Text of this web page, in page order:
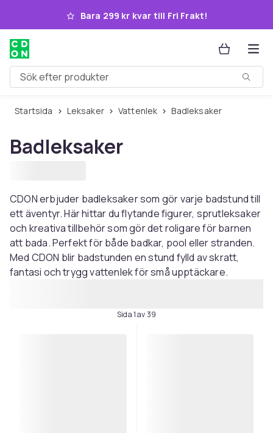
Hoppa till huvudinnehållet
Bara 299 kr kvar till Fri Frakt!
Sök efter produkter
Startsida Leksaker Vattenlek Badleksaker
Badleksaker
CDON erbjuder badleksaker som gör varje badstund till
ett äventyr. Här hittar du flytande figurer, sprutleksaker
och kreativa tillbehör som gör det roligare för barnen
att bada. Perfekt för både badkar, pool eller stranden.
Med CDON blir badstunden en stund fylld av skratt,
fantasi och trygg vattenlek för små upptäckare.
Sida 1 av 39